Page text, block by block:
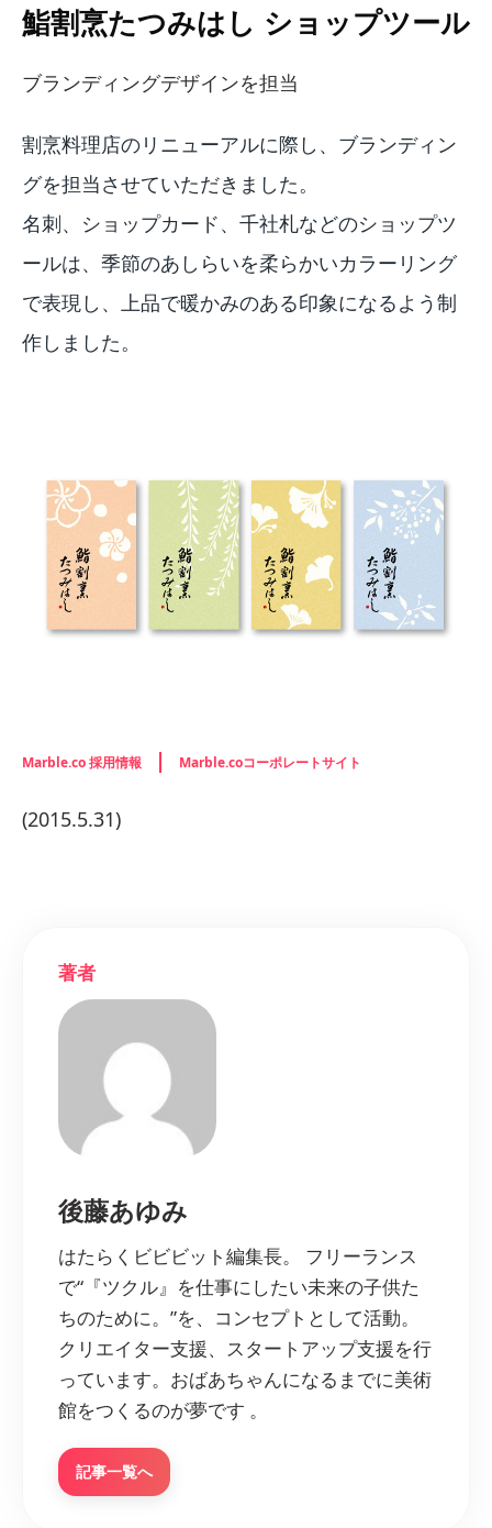
鮨割烹たつみはし ショップツール
ブランディングデザインを担当
割烹料理店のリニューアルに際し、ブランディン
グを担当させていただきました。
名刺、ショップカード、千社札などのショップツ
ールは、季節のあしらいを柔らかいカラーリング
で表現し、上品で暖かみのある印象になるよう制
作しました。
Marble.co 採用情報 Marble.coコーポレートサイト
(2015.5.31)
著者
後藤あゆみ
はたらくビビビット編集長。 フリーランス
で“『ツクル』を仕事にしたい未来の子供た
ちのために。”を、コンセプトとして活動。
クリエイター支援、スタートアップ支援を行
っています。おばあちゃんになるまでに美術
館をつくるのが夢です 。
記事一覧へ